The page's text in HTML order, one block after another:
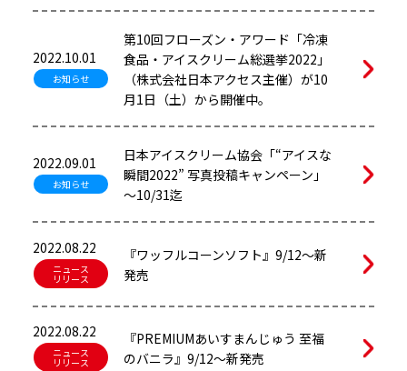
2022.10.01
お知らせ
第10回フローズン・アワード「冷凍
食品・アイスクリーム総選挙2022」
（株式会社日本アクセス主催）が10
月1日（土）から開催中。
2022.09.01
お知らせ
日本アイスクリーム協会「“アイスな
瞬間2022” 写真投稿キャンペーン」
～10/31迄
2022.08.22
ニュース
リリース
『ワッフルコーンソフト』9/12～新
発売
2022.08.22
ニュース
リリース
『PREMIUMあいすまんじゅう 至福
のバニラ』9/12～新発売